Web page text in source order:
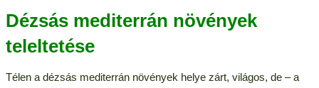
Dézsás mediterrán növények
teleltetése
Télen a dézsás mediterrán növények helye zárt, világos, de – a